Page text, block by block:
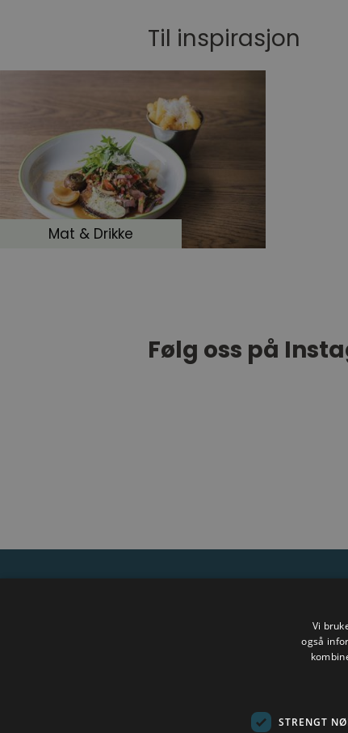
Til inspirasjon
Mat & Drikke
Følg oss på
Vi
også
STRENGT